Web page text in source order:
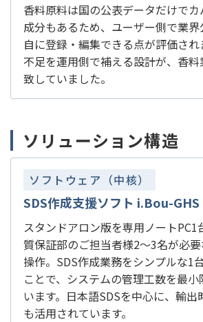
香料原料は国の公表データだけで
成分もあるため、ユーザー側で業
自に登録・編集できる点が評価さ
不足を運用側で補える設計が、香
致していました。
ソリューション構造
ソフトウェア（中核）
SDS作成支援ソフト i.Bou-GHS
スタンドアロン版を専用ノートPC1
質保証部のご担当者様2～3名が必
操作。SDS作成業務をシンプルな1
ことで、システムの管理工数を最
います。日本語SDSを中心に、輸
も活用されています。